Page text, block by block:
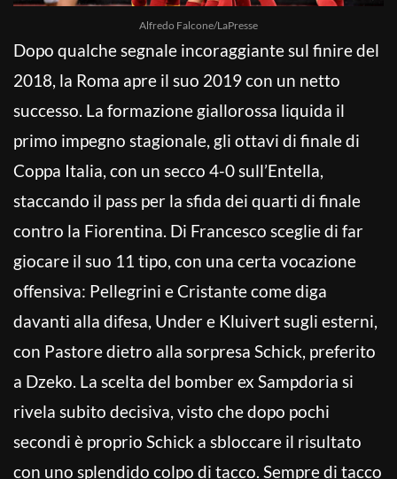
Alfredo Falcone/LaPresse
Dopo qualche segnale incoraggiante sul finire del
2018, la Roma apre il suo 2019 con un netto
successo. La formazione giallorossa liquida il
primo impegno stagionale, gli ottavi di finale di
Coppa Italia, con un secco 4-0 sull’Entella,
staccando il pass per la sfida dei quarti di finale
contro la Fiorentina. Di Francesco sceglie di far
giocare il suo 11 tipo, con una certa vocazione
offensiva: Pellegrini e Cristante come diga
davanti alla difesa, Under e Kluivert sugli esterni,
con Pastore dietro alla sorpresa Schick, preferito
a Dzeko. La scelta del bomber ex Sampdoria si
rivela subito decisiva, visto che dopo pochi
secondi è proprio Schick a sbloccare il risultato
con uno splendido colpo di tacco. Sempre di tacco